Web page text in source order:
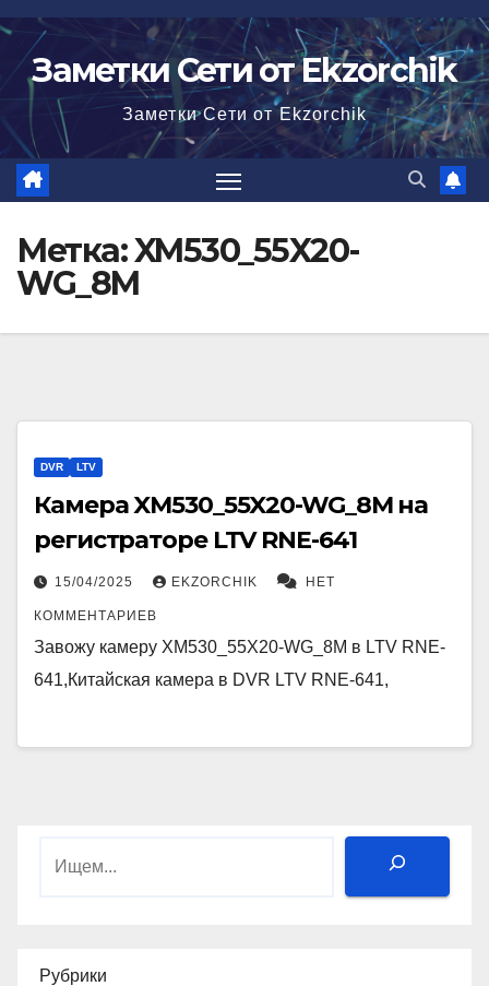
Перейти
содержимому
Заметки Сети от Ekzorchik
Заметки Сети от Ekzorchik
Метка:XM530_55X20-
WG_8M
DVR LTV
Камера XM530_55X20-WG_8M на
регистраторе LTV RNE-641
15/04/2025 EKZORCHIK НЕТ
КОММЕНТАРИЕВ
Завожу камеру XM530_55X20-WG_8M в LTV RNE-
641,Китайская камера в DVR LTV RNE-641,
Поиск
Рубрики